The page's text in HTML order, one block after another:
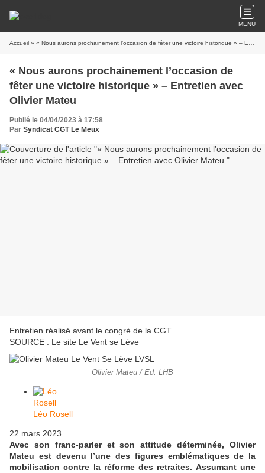
MENU
Accueil » « Nous aurons prochainement l’occasion de fêter une victoire historique » – Entretien avec Olivier Mateu
« Nous aurons prochainement l’occasion de
fêter une victoire historique » – Entretien avec
Olivier Mateu
Publié le 04/04/2023 à 17:58
Par Syndicat CGT Le Meux
Entretien réalisé avant le congré de la CGT
SOURCE : Le site Le Vent se Lève
Olivier Mateu / Ed. LHB
Léo Rosell
22 mars 2023
Avec son franc-parler et son attitude déterminée, Olivier
Mateu est devenu l’une des figures emblématiques de la
mobilisation contre la réforme des retraites. Assumant une